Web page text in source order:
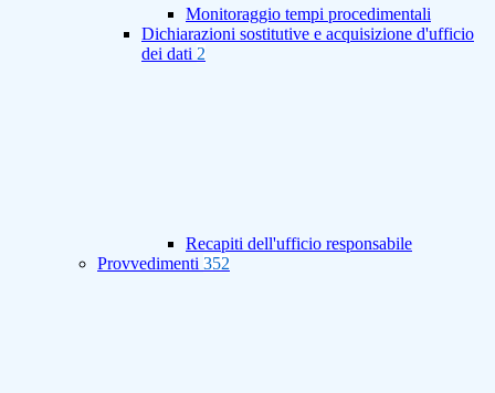
Monitoraggio tempi procedimentali
Dichiarazioni sostitutive e acquisizione d'ufficio
dei dati 2
Recapiti dell'ufficio responsabile
Provvedimenti 352